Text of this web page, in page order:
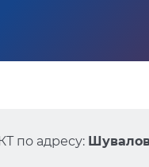
по адресу: